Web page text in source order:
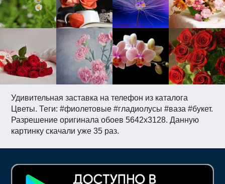
Удивительная заставка на телефон из каталога
Цветы. Теги: #фиолетовые #гладиолусы #ваза #букет.
Разрешение оригинала обоев 5642x3128. Данную
картинку скачали уже 35 раз.